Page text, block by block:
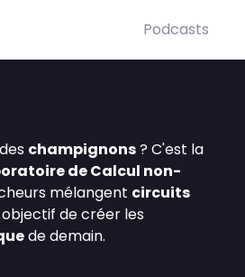
Podcasts
champignons? C'est la
de Calcul non-
mélangent circuits
de créer les
de demain.